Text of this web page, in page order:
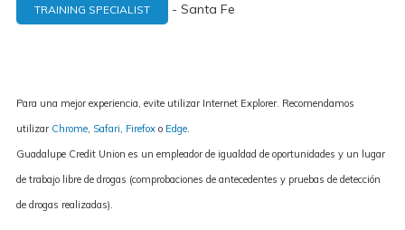
TRAINING SPECIALIST - Santa Fe
Para una mejor experiencia, evite utilizar Internet Explorer. Recomendamos
utilizar Chrome, Safari, Firefox o Edge.
Guadalupe Credit Union es un empleador de igualdad de oportunidades y un lugar
de trabajo libre de drogas (comprobaciones de antecedentes y pruebas de detección
de drogas realizadas).